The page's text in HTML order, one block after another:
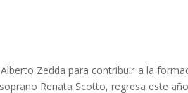
Zedda para contribuir a la
Renata Scotto, regresa este